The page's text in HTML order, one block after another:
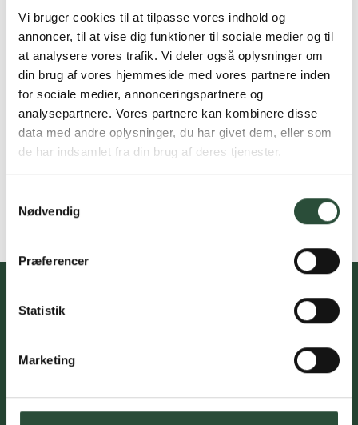
Vi bruger cookies til at tilpasse vores indhold og
annoncer, til at vise dig funktioner til sociale medier og til
at analysere vores trafik. Vi deler også oplysninger om
din brug af vores hjemmeside med vores partnere inden
for sociale medier, annonceringspartnere og
analysepartnere. Vores partnere kan kombinere disse
data med andre oplysninger, du har givet dem, eller som
de har indsamlet fra din brug af deres tjenester.
Nødvendig
Præferencer
Statistik
Marketing